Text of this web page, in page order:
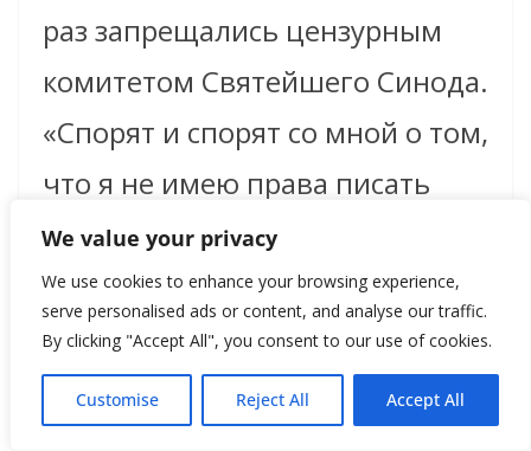
We value your privacy
We use cookies to enhance your browsing experience,
serve personalised ads or content, and analyse our traffic.
By clicking "Accept All", you consent to our use of cookies.
Customise Reject All Accept All
раз запрещались цензурным
комитетом Святейшего Синода.
«Спорят и спорят со мной о том,
что я не имею права писать
иконы: я не достаточно верую.
О Господи, кто знает, кто и как
верует», – жаловалась
художница.